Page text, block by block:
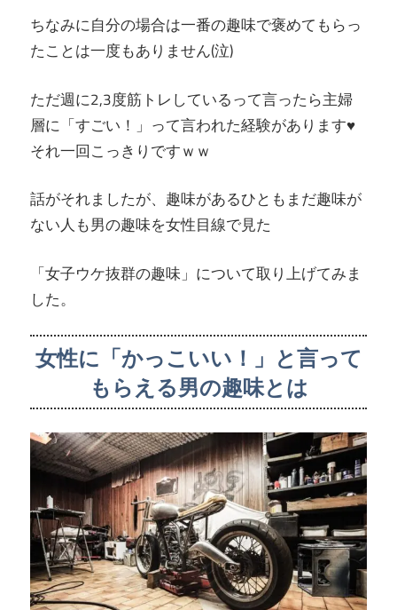
ちなみに自分の場合は一番の趣味で褒めてもらっ
たことは一度もありません(泣)
ただ週に2,3度筋トレしているって言ったら主婦
層に「すごい！」って言われた経験があります♥
それ一回こっきりですｗｗ
話がそれましたが、趣味があるひともまだ趣味が
ない人も男の趣味を女性目線で見た
「女子ウケ抜群の趣味」について取り上げてみま
した。
女性に「かっこいい！」と言って
もらえる男の趣味とは